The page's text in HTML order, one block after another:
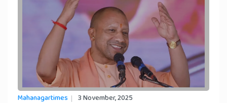
Mahanagartimes 3 November, 2025